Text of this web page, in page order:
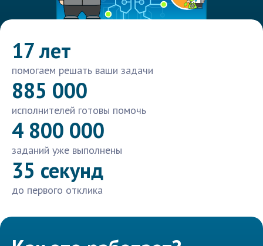
17 лет
помогаем решать ваши задачи
885 000
исполнителей готовы помочь
4 800 000
заданий уже выполнены
35 секунд
до первого отклика